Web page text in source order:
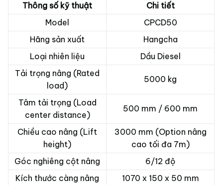
Thông số kỹ thuật
Chi tiết
Model
CPCD50
Hãng sản xuất
Hangcha
Loại nhiên liệu
Dầu Diesel
Tải trọng nâng (Rated
load)
5000 kg
Tâm tải trọng (Load
center distance)
500 mm / 600 mm
Chiều cao nâng (Lift
height)
3000 mm (Option nâng
cao tối đa 7m)
Góc nghiêng cột nâng
6/12 độ
Kích thước càng nâng
1070 x 150 x 50 mm